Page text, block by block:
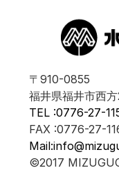
〒910-0855
福井県福井市西
TEL :0776-27-
FAX :0776-27-
©2017